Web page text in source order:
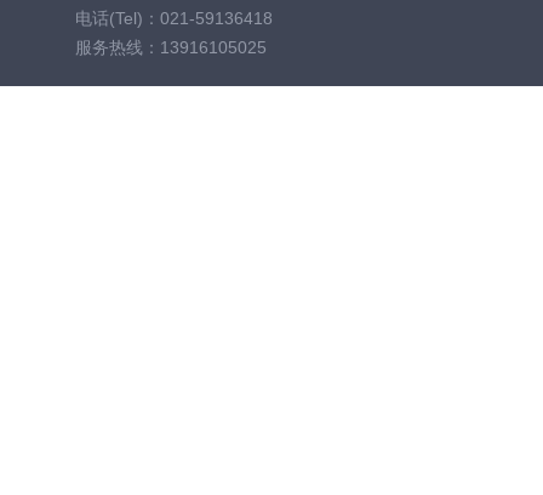
电话(Tel)：021-59136418
服务热线：13916105025